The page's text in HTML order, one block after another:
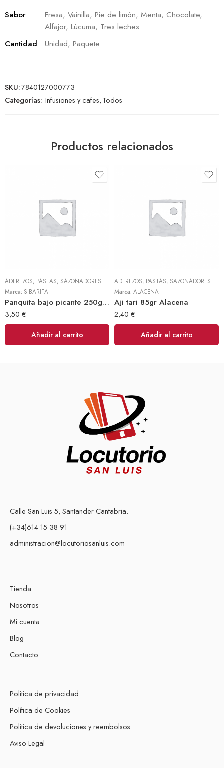
Sabor
Fresa, Vainilla, Pie de limón, Menta, Chocolate,
Alfajor, Lúcuma, Tres leches
Cantidad
Unidad, Paquete
SKU:7840127000773
Categorías: Infusiones y cafes,Todos
Productos relacionados
ADEREZOS, PASTAS, SAZONADORES Y CONDIMENTOS ,TODOS
Marca: SIBARITA
Panquita bajo picante 250gr (Sibarita)
3,50 €
Añadir al carrito
ADEREZOS, PASTAS, SAZONADORES Y CONDIMENTOS
Marca: ALACENA
Aji tari 85gr Alacena
2,40 €
Añadir al carrito
Calle San Luis 5, Santander Cantabria.
(+34)614 15 38 91
administracion@locutoriosanluis.com
Tienda
Nosotros
Mi cuenta
Blog
Contacto
Política de privacidad
Política de Cookies
Política de devoluciones y reembolsos
Aviso Legal